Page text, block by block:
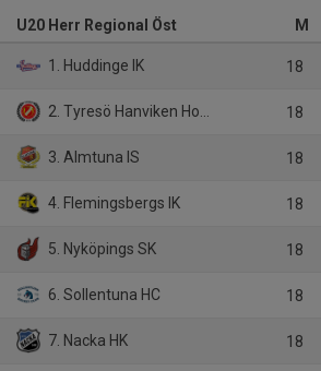
U20 Herr Regional Öst M
1. Huddinge IK 18
2. Tyresö Hanviken Hockey 18
3. Almtuna IS 18
4. Flemingsbergs IK 18
5. Nyköpings SK 18
6. Sollentuna HC 18
7. Nacka HK 18